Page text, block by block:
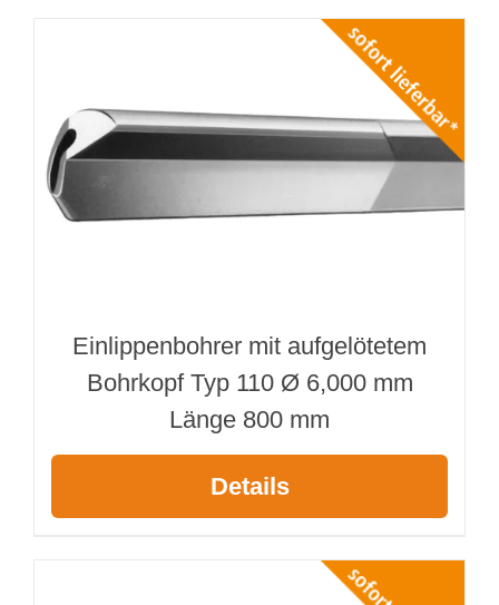
Einlippenbohrer mit aufgelötetem
Bohrkopf Typ 110 Ø 6,000 mm
Länge 800 mm
Details